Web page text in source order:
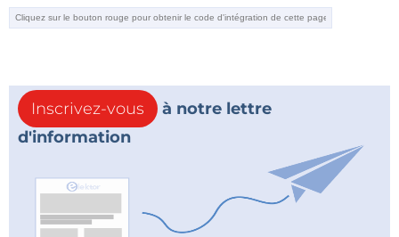
Inscrivez-vous
à notre lettre
d'information